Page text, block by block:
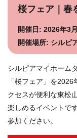
桜フェア｜春
開催日: 2026年3
開催場所: シルピ
シルピアマイホーム
「桜フェア」を
クセスが便利な東松
楽しめるイベントで
参加ください。